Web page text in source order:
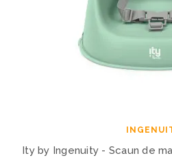
Ity by Ingenuity - Scaun de